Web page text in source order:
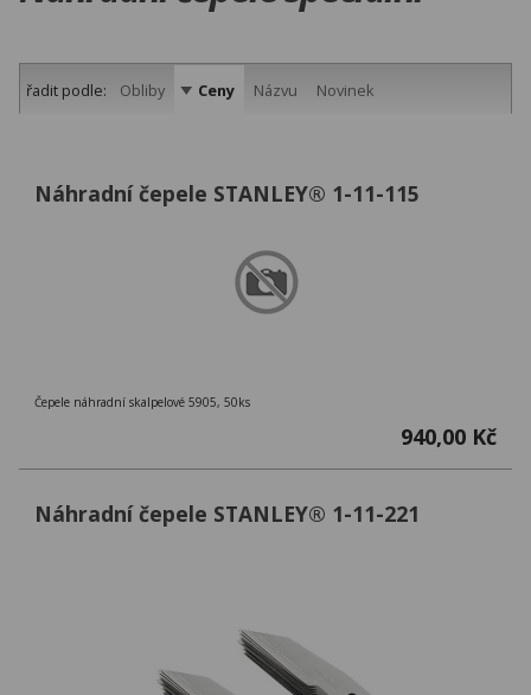
řadit podle: Obliby Ceny Názvu Novinek
Náhradní čepele STANLEY® 1-11-115
Čepele náhradní skalpelové 5905, 50ks
940,00 Kč
Náhradní čepele STANLEY® 1-11-221